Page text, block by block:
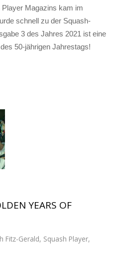
Magazins kam im
schnell zu der Squash-
3 des Jahres 2021 ist eine
50-jährigen Jahrestags!
YEARS OF
Fitz-Gerald, Squash Player,